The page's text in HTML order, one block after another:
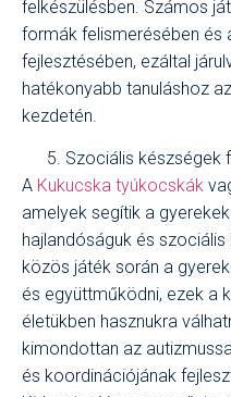
felkészülésben. Számos
formák felismerésében és
fejlesztésében, ezáltal
hatékonyabb tanuláshoz
kezdetén.
Szociális készségek
A Kukucska tyúkocskák
amelyek segítik a
hajlandóságuk és
közös játék során a
és együttműködni, ezek a
életükben hasznukra
kimondottan az
és koordinációjának